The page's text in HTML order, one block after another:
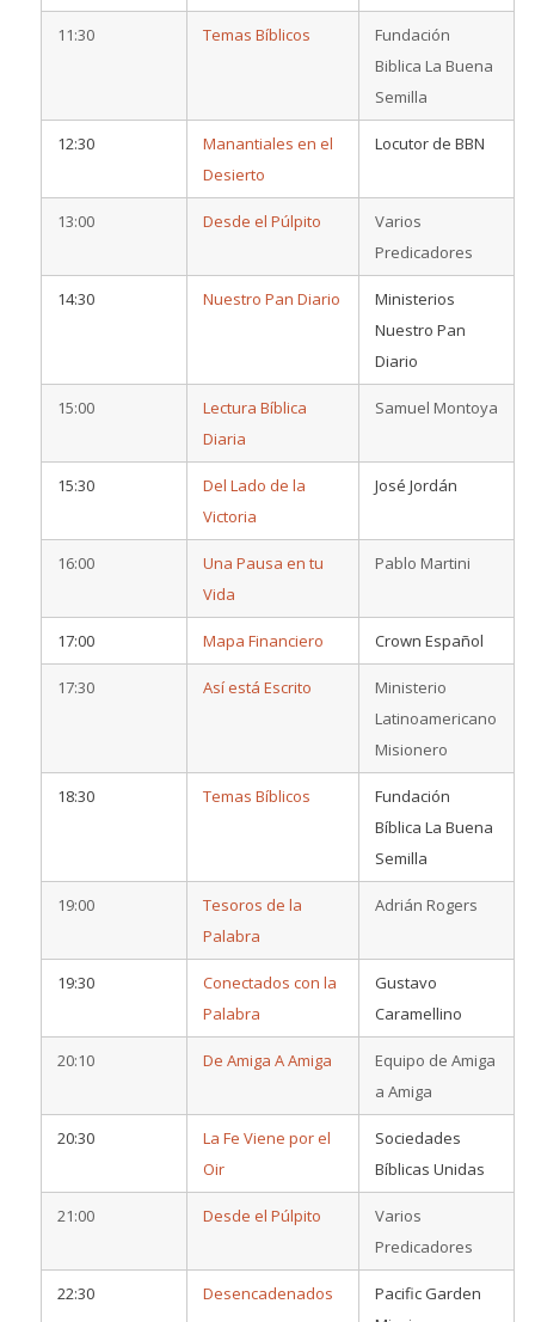
11:30 Temas Bíblicos
Fundación
Biblica La Buena
Semilla
12:30
Manantiales en el
Desierto
Locutor de BBN
13:00 Desde el Púlpito
Varios
Predicadores
14:30 Nuestro Pan Diario
Ministerios
Nuestro Pan
Diario
15:00
Lectura Bíblica
Diaria
Samuel Montoya
15:30
Del Lado de la
Victoria
José Jordán
16:00
Una Pausa en tu
Vida
Pablo Martini
17:00 Mapa Financiero Crown Español
17:30 Así está Escrito
Ministerio
Latinoamericano
Misionero
18:30 Temas Bíblicos
Fundación
Bíblica La Buena
Semilla
19:00
Tesoros de la
Palabra
Adrián Rogers
19:30
Conectados con la
Palabra
Gustavo
Caramellino
20:10 De Amiga A Amiga
Equipo de Amiga
a Amiga
20:30
La Fe Viene por el
Oir
Sociedades
Bíblicas Unidas
21:00 Desde el Púlpito
Varios
Predicadores
22:30 Desencadenados
Pacific Garden